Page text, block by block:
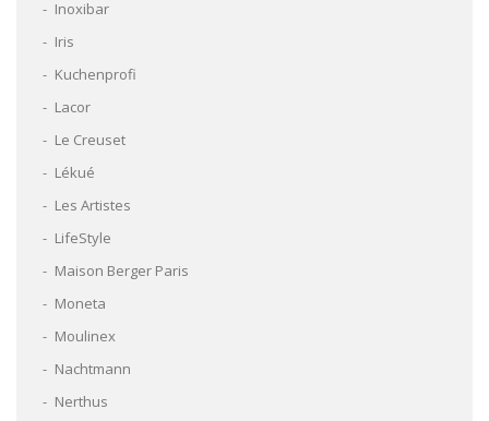
Inoxibar
Iris
Kuchenprofi
Lacor
Le Creuset
Lékué
Les Artistes
LifeStyle
Maison Berger Paris
Moneta
Moulinex
Nachtmann
Nerthus